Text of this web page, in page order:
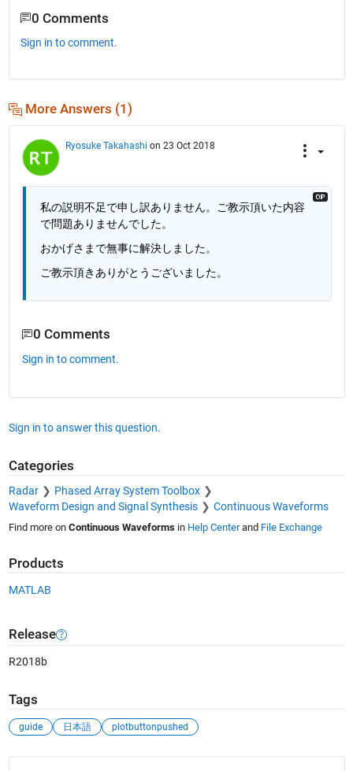
0 Comments
Sign in to comment.
More Answers (1)
Ryosuke Takahashi on 23 Oct 2018
私の説明不足で申し訳ありません。ご教示頂いた内容
で問題ありませんでした。
おかげさまで無事に解決しました。
ご教示頂きありがとうございました。
0 Comments
Sign in to comment.
Sign in to answer this question.
Categories
Radar
Phased Array System Toolbox
Waveform Design and Signal Synthesis
Continuous Waveforms
Find more on Continuous Waveformsin Help Centerand File Exchange
Products
MATLAB
Release
R2018b
Tags
guide 日本語 plotbuttonpushed